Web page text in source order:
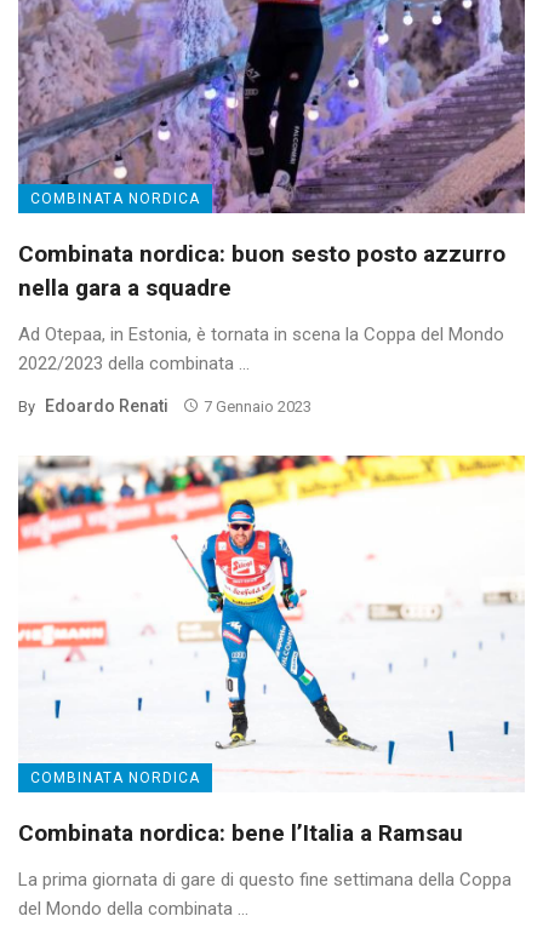
COMBINATA NORDICA
Combinata nordica: buon sesto posto azzurro
nella gara a squadre
Ad Otepaa, in Estonia, è tornata in scena la Coppa del Mondo
2022/2023 della combinata ...
By Edoardo Renati 7 Gennaio 2023
COMBINATA NORDICA
Combinata nordica: bene l’Italia a Ramsau
La prima giornata di gare di questo fine settimana della Coppa
del Mondo della combinata ...